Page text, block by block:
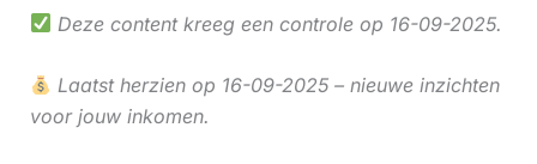
Deze content kreeg een controle op 16-09-2025.
Laatst herzien op 16-09-2025 – nieuwe inzichten
voor jouw inkomen.